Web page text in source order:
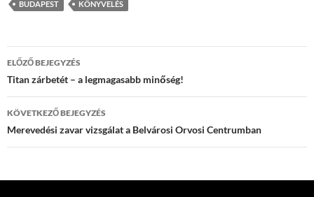
BUDAPEST KÖNYVELÉS
Bejegyzés
navigáció
ELŐZŐ BEJEGYZÉS
Titan zárbetét – a legmagasabb minőség!
KÖVETKEZŐ BEJEGYZÉS
Merevedési zavar vizsgálat a Belvárosi Orvosi Centrumban